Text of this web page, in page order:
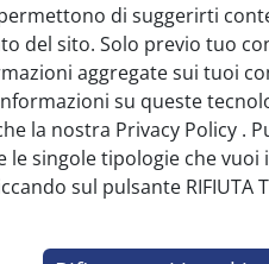
di suggerirti
del sito. Solo previo tuo
aggregate sui tuoi
su queste
la nostra Privacy Policy .
le singole tipologie che
sul pulsante RIFIUTA
Hai bisogno di
Il nostro servizio di
nei seguenti orari:
Lun-Ven 08:30-13 | 14:00-